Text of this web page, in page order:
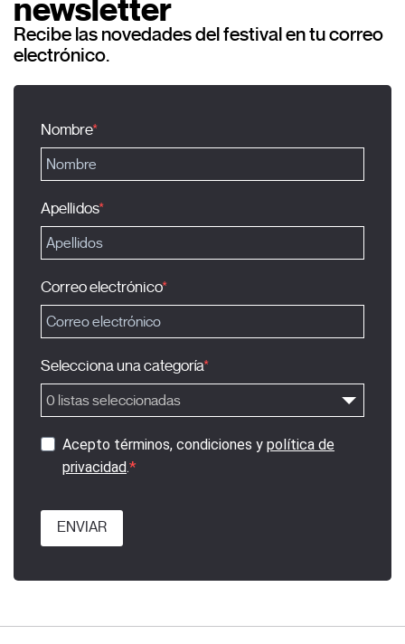
newsletter
Recibe las novedades del festival en tu correo
electrónico.
Nombre
Apellidos
Correo electrónico
Selecciona una categoría
0 listas seleccionadas
Acepto términos, condiciones y política de
privacidad.
ENVIAR